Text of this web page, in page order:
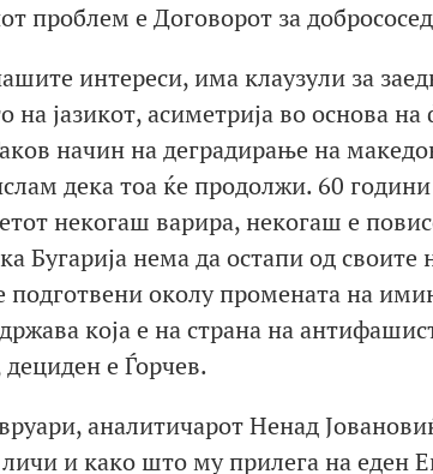
проблем е Договорот за
интереси, има клаузули за
на јазикот, асиметрија во основа
начин на деградирање на
дека тоа ќе продолжи. 60
некогаш варира, некогаш е
Бугарија нема да остапи од
подготвени околу промената на
која е на страна на
е Ѓорчев.
аналитичарот Ненад
и како што му прилега на еден